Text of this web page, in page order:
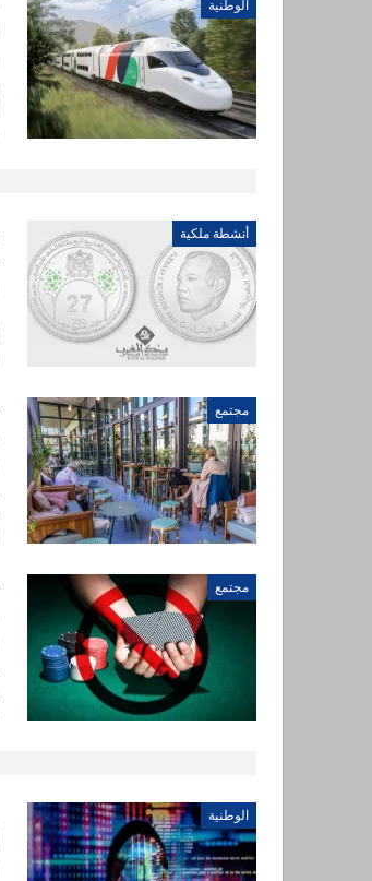
الوطنية
أنشطة ملكية
مجتمع
مجتمع
الوطنية